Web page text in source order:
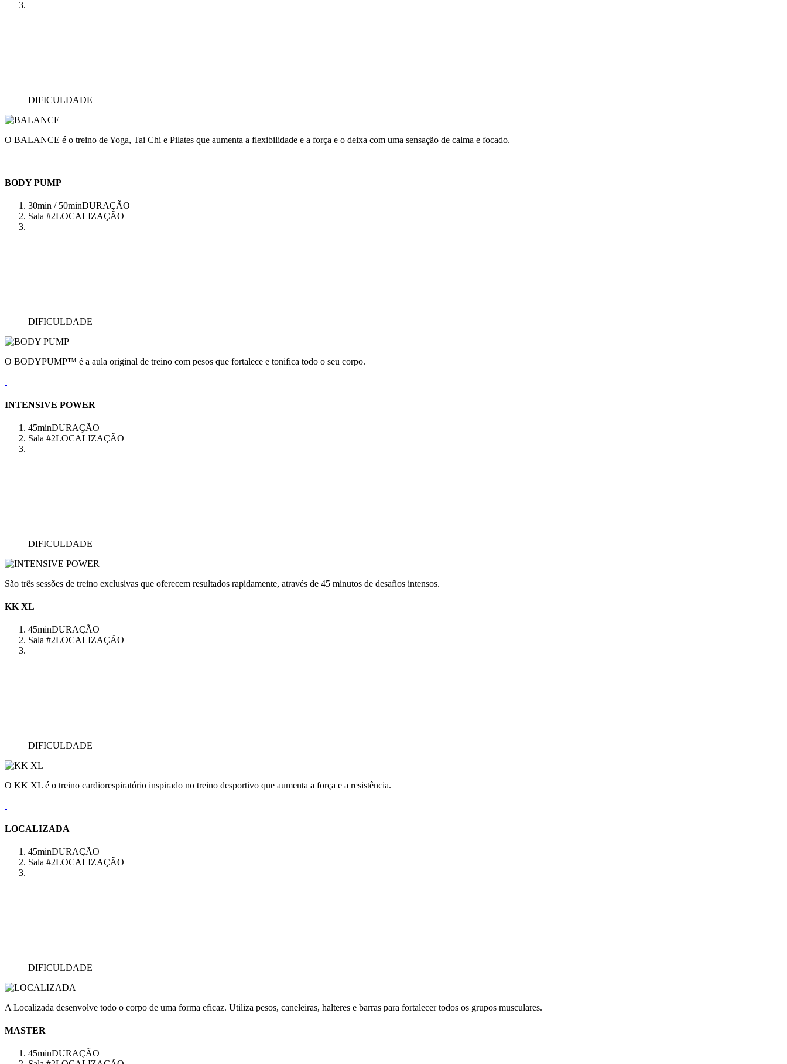
DIFICULDADE
O BALANCE é o treino de Yoga, Tai Chi e Pilates que aumenta a flexibilidade e a força e o deixa com uma sensação de calma e focado.
BODY PUMP
30min / 50minDURAÇÃO
Sala #2LOCALIZAÇÃO
DIFICULDADE
O BODYPUMP™ é a aula original de treino com pesos que fortalece e tonifica todo o seu corpo.
INTENSIVE POWER
45minDURAÇÃO
Sala #2LOCALIZAÇÃO
DIFICULDADE
São três sessões de treino exclusivas que oferecem resultados rapidamente, através de 45 minutos de desafios intensos.
KK XL
45minDURAÇÃO
Sala #2LOCALIZAÇÃO
DIFICULDADE
O KK XL é o treino cardiorespiratório inspirado no treino desportivo que aumenta a força e a resistência.
LOCALIZADA
45minDURAÇÃO
Sala #2LOCALIZAÇÃO
DIFICULDADE
A Localizada desenvolve todo o corpo de uma forma eficaz. Utiliza pesos, caneleiras, halteres e barras para fortalecer todos os grupos musculares.
MASTER
45minDURAÇÃO